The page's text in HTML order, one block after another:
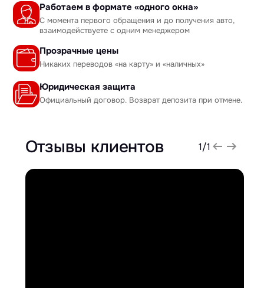
Работаем в формате «одного окна»
С момента первого обращения и до получения авто,
взаимодействуете с одним менеджером
Прозрачные цены
Никаких переводов «на карту» и «наличных»
Юридическая защита
Официальный договор. Возврат депозита при отмене.
Отзывы клиентов 1/1